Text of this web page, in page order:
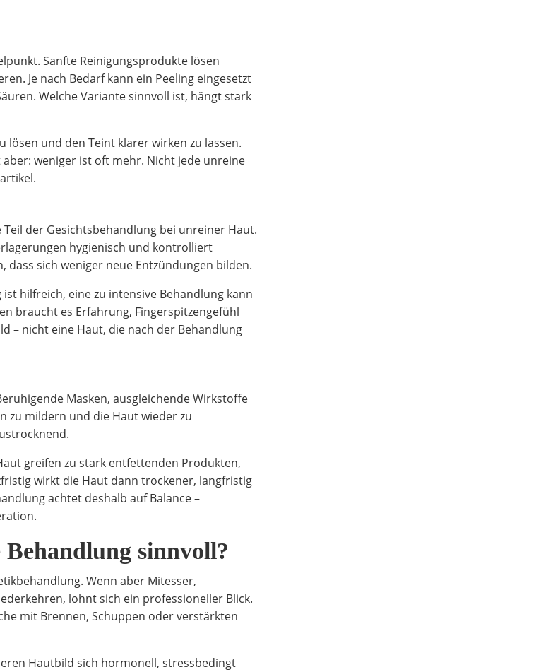
Sanfte Reinigungsprodukte lösen
Je nach Bedarf kann ein Peeling eingesetzt
Welche Variante sinnvoll ist, hängt stark
lösen und den Teint klarer wirken zu lassen.
weniger ist oft mehr. Nicht jede unreine
der Gesichtsbehandlung bei unreiner Haut.
hygienisch und kontrolliert
sich weniger neue Entzündungen bilden.
hilfreich, eine zu intensive Behandlung kann
braucht es Erfahrung, Fingerspitzengefühl
– nicht eine Haut, die nach der Behandlung
Masken, ausgleichende Wirkstoffe
zu mildern und die Haut wieder zu
greifen zu stark entfettenden Produkten,
wirkt die Haut dann trockener, langfristig
achtet deshalb auf Balance –
sinnvoll?
Wenn aber Mitesser,
lohnt sich ein professioneller Blick.
mit Brennen, Schuppen oder verstärkten
Hautbild sich hormonell, stressbedingt